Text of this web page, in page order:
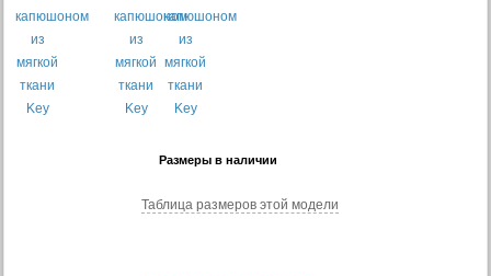
Размеры в наличии
Таблица размеров этой модели